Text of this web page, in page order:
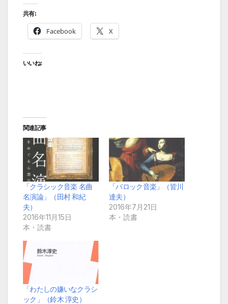
共有:
Facebook X
いいね:
関連記事
「クラシック音楽 名曲
名演論」（田村 和紀
夫）
2016年11月15日
本・読書
「バロック音楽」（皆川
達夫）
2016年7月21日
本・読書
「わたしの嫌いなクラシ
ック」（鈴木 淳史）